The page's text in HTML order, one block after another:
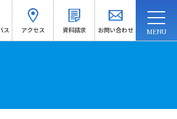
ス アクセス 資料請求 お問い合わせ